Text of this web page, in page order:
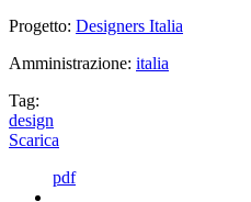
Progetto: Designers Italia
Amministrazione: italia
Tag:
design
Scarica
pdf